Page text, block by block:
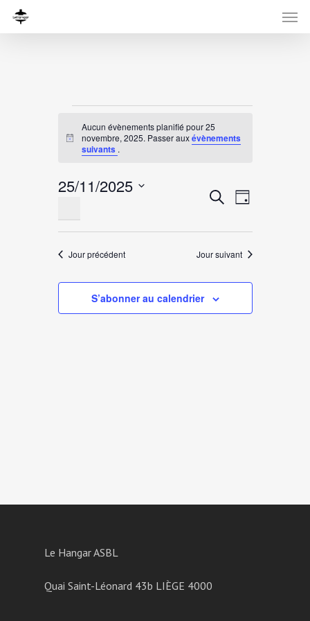
Évènements
for
25
novembre,
2025
Notice
Aucun évènements planifié pour 25
novembre, 2025. Passer auxévènements
suivants .
Recherche
de
vues
Recherche
vues
Jour
25/11/2025
Jour précédent Jour suivant
S’abonner au calendrier
Le Hangar ASBL
Quai Saint-Léonard 43b LIÈGE 4000